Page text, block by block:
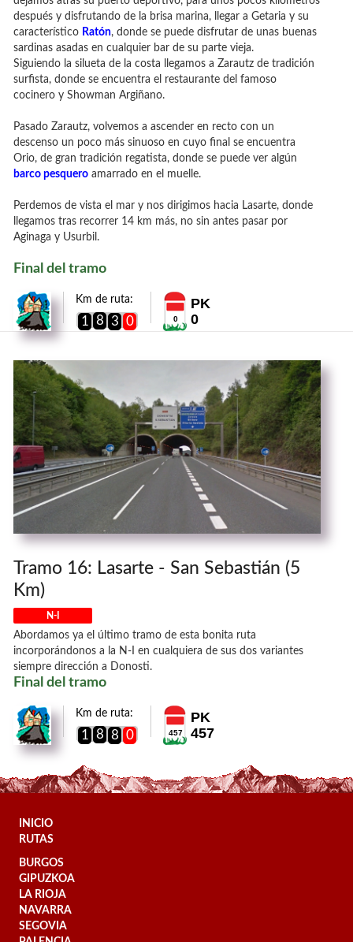
después y disfrutando de la brisa marina, llegar a Getaria y su
característico Ratón, donde se puede disfrutar de unas buenas
sardinas asadas en cualquier bar de su parte vieja.
Siguiendo la silueta de la costa llegamos a Zarautz de tradición
surfista, donde se encuentra el restaurante del famoso
cocinero y Showman Argiñano.
Pasado Zarautz, volvemos a ascender en recto con un
descenso un poco más sinuoso en cuyo final se encuentra
Orio, de gran tradición regatista, donde se puede ver algún
barco pesquero amarrado en el muelle.
Perdemos de vista el mar y nos dirigimos hacia Lasarte, donde
llegamos tras recorrer 14 km más, no sin antes pasar por
Aginaga y Usurbil.
Final del tramo
Km de ruta:
1 8 3 0 0
PK
0
Tramo 16: Lasarte - San Sebastián (5
Km)
N-I
Abordamos ya el último tramo de esta bonita ruta
incorporándonos a la N-I en cualquiera de sus dos variantes
siempre dirección a Donosti.
Final del tramo
Km de ruta:
1 8 8 0 457
PK
457
INICIO
RUTAS
BURGOS
GIPUZKOA
LA RIOJA
NAVARRA
SEGOVIA